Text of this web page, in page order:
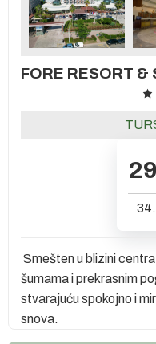
FORE RESORT &
Smešten u blizini
šumama i prekrasnim
stvarajuću spokojno i
snova.